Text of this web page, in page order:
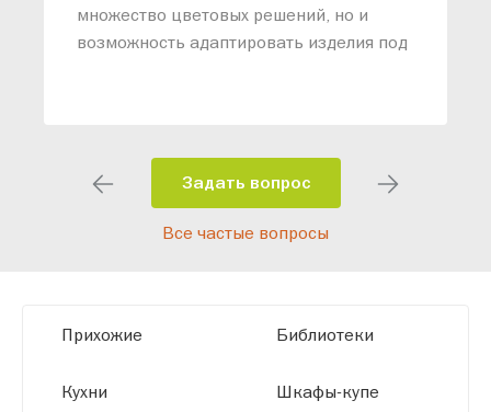
множество цветовых решений, но и
возможность адаптировать изделия под
помещения и личные пожелания.
Благодаря современному
высокотехнологичному оборудованию
размерам.
Задать вопрос
Все частые вопросы
Прихожие
Кухни
Библиотеки
Шкафы-купе